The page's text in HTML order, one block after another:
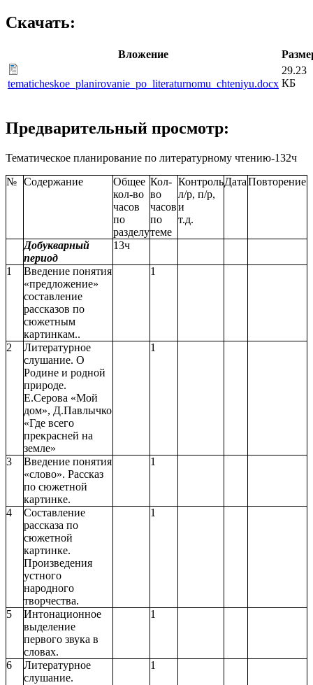
Скачать:
Вложение
tematicheskoe_planirovanie_po_literaturnomu_chteniyu.docx
29.23
КБ
Предварительный просмотр:
Тематическое планирование по литературному чтению-132ч
№ Содержание
Общее
кол-во
часов
по
разделу
Кол-
во
часов
по
теме
Контроль
л/р, п/р,
и
т.д.
ДатаПовторение
Добукварный
период
13ч
1
Введение понятия
«предложение»
составление
рассказов по
сюжетным
картинкам..
1
2
Литературное
слушание. О
Родине и родной
природе.
Е.Серова «Мой
дом», Д.Павлычко
«Где всего
прекрасней на
земле»
1
3
Введение понятия
«слово». Рассказ
по сюжетной
картинке.
1
4
Составление
рассказа по
сюжетной
картинке.
Произведения
устного
народного
творчества.
1
5
Интонационное
выделение
первого звука в
словах.
1
6
Литературное
слушание.
1